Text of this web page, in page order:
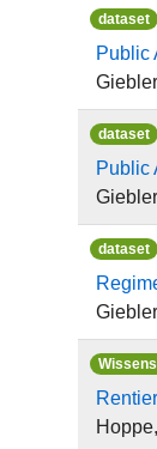
dataset
Public
dataset
Public
dataset